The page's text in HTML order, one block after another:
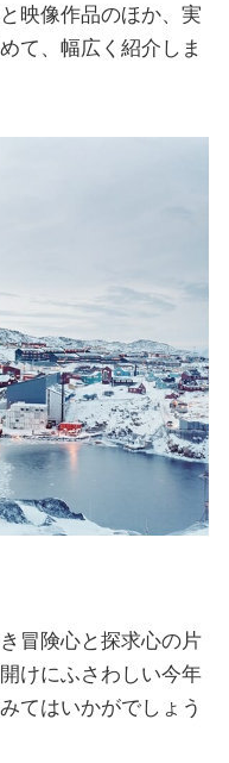
映像作品のほか、実
て、幅広く紹介しま
冒険心と探求心の片
けにふさわしい今年
てはいかがでしょう